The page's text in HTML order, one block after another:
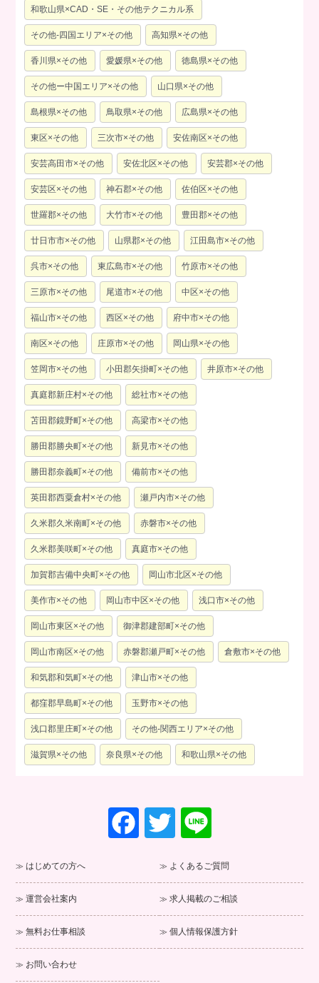
和歌山県×CAD・SE・その他テクニカル系
その他-四国エリア×その他 高知県×その他
香川県×その他 愛媛県×その他 徳島県×その他
その他ー中国エリア×その他 山口県×その他
島根県×その他 鳥取県×その他 広島県×その他
東区×その他 三次市×その他 安佐南区×その他
安芸高田市×その他 安佐北区×その他 安芸郡×その他
安芸区×その他 神石郡×その他 佐伯区×その他
世羅郡×その他 大竹市×その他 豊田郡×その他
廿日市市×その他 山県郡×その他 江田島市×その他
呉市×その他 東広島市×その他 竹原市×その他
三原市×その他 尾道市×その他 中区×その他
福山市×その他 西区×その他 府中市×その他
南区×その他 庄原市×その他 岡山県×その他
笠岡市×その他 小田郡矢掛町×その他 井原市×その他
真庭郡新庄村×その他 総社市×その他
苫田郡鏡野町×その他 高梁市×その他
勝田郡勝央町×その他 新見市×その他
勝田郡奈義町×その他 備前市×その他
英田郡西粟倉村×その他 瀬戸内市×その他
久米郡久米南町×その他 赤磐市×その他
久米郡美咲町×その他 真庭市×その他
加賀郡吉備中央町×その他 岡山市北区×その他
美作市×その他 岡山市中区×その他 浅口市×その他
岡山市東区×その他 御津郡建部町×その他
岡山市南区×その他 赤磐郡瀬戸町×その他 倉敷市×その他
和気郡和気町×その他 津山市×その他
都窪郡早島町×その他 玉野市×その他
浅口郡里庄町×その他 その他-関西エリア×その他
滋賀県×その他 奈良県×その他 和歌山県×その他
F
a
e
b
o
T
wi
tt
er
e
はじめての方へ よくあるご質問
運営会社案内 求人掲載のご相談
無料お仕事相談 個人情報保護方針
お問い合わせ